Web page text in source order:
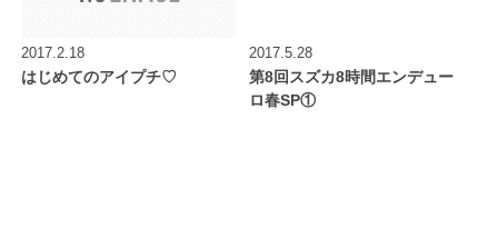
2017.2.18
はじめてのアイプチ♡
2017.5.28
第8回スズカ8時間エンデュー
ロ春SP①